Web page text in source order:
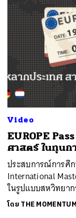
Video
EUROPE
ศาสตร์ ในทุนก
ประสบการณ์การศึ
International
ในรูปแบบสหวิทยา
โดย THE